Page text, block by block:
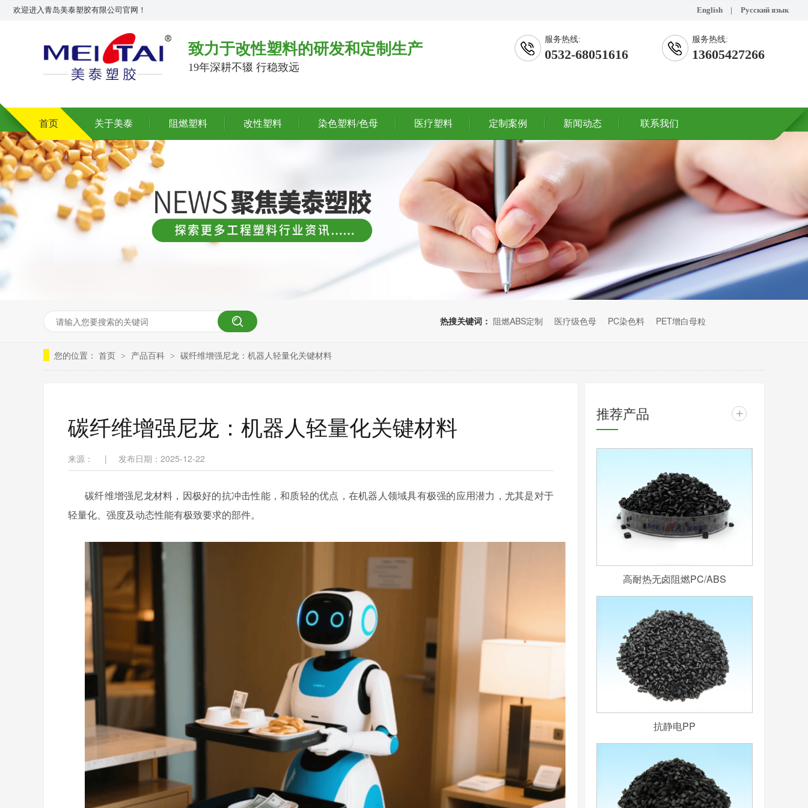
欢迎进入青岛美泰塑胶有限公司官网！ English | Русский язык
致力于改性塑料的研发和定制生产
19年深耕不辍 行稳致远
服务热线:
0532-68051616
服务热线:
13605427266
首页 关于美泰 阻燃塑料 改性塑料 染色塑料/色母 医疗塑料 定制案例 新闻动态 联系我们
热搜关键词： 阻燃ABS定制 医疗级色母 PC染色料 PET增白母粒
您的位置： 首页 > 产品百科 > 碳纤维增强尼龙：机器人轻量化关键材料
碳纤维增强尼龙：机器人轻量化关键材料
来源： | 发布日期：2025-12-22
碳纤维增强尼龙材料，因极好的抗冲击性能，和质轻的优点，在机器人领域具有极强的应用潜力，尤其是对于
轻量化、强度及动态性能有极致要求的部件。
推荐产品 +
高耐热无卤阻燃PC/ABS
抗静电PP